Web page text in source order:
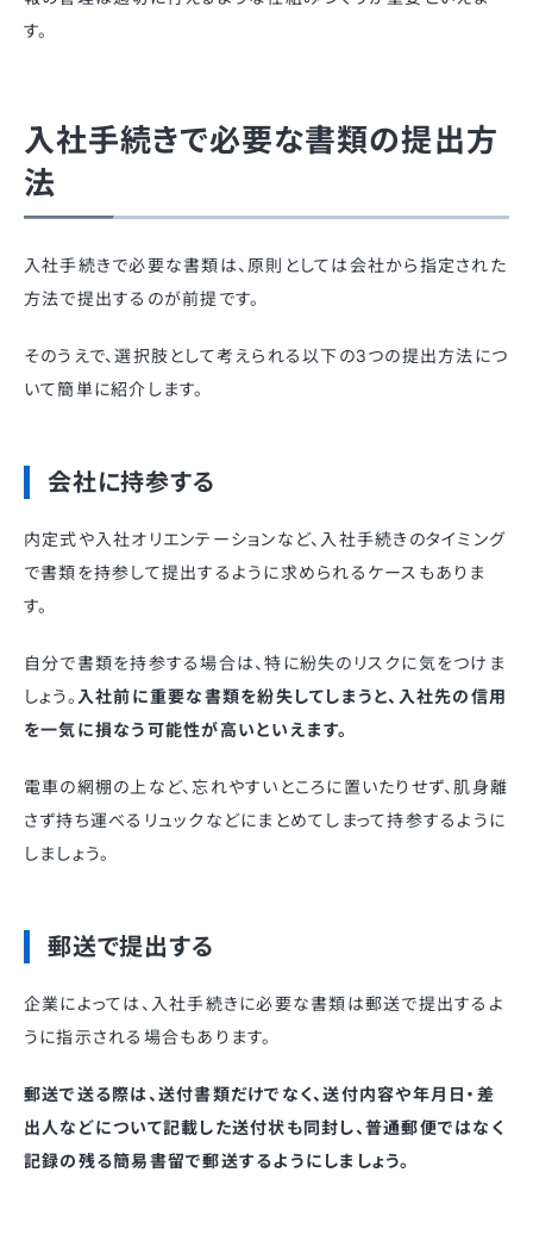
す。
入社手続きで必要な書類の提出方
法
入社手続きで必要な書類は、原則としては会社から指定された
方法で提出するのが前提です。
そのうえで、選択肢として考えられる以下の3つの提出方法につ
いて簡単に紹介します。
会社に持参する
内定式や入社オリエンテーションなど、入社手続きのタイミング
で書類を持参して提出するように求められるケースもありま
す。
自分で書類を持参する場合は、特に紛失のリスクに気をつけま
しょう。 入社前に重要な書類を紛失してしまうと、入社先の信用
を一気に損なう可能性が高いといえます。
電車の網棚の上など、忘れやすいところに置いたりせず、肌身離
さず持ち運べるリュックなどにまとめてしまって持参するように
しましょう。
郵送で提出する
企業によっては、入社手続きに必要な書類は郵送で提出するよ
うに指示される場合もあります。
郵送で送る際は、送付書類だけでなく、送付内容や年月日・差
出人などについて記載した送付状も同封し、普通郵便ではなく
記録の残る簡易書留で郵送するようにしましょう。